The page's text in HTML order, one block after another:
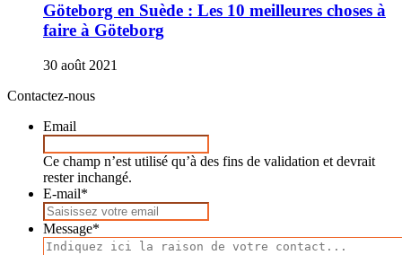
Göteborg en Suède : Les 10 meilleures choses à
faire à Göteborg
30 août 2021
Contactez-nous
Email
Ce champ n’est utilisé qu’à des fins de validation et devrait
rester inchangé.
E-mail*
Message*